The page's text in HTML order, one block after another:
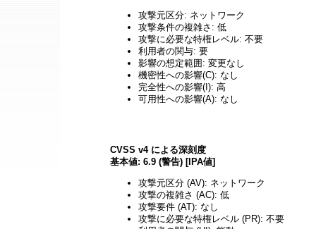
攻撃元区分: ネットワーク
攻撃条件の複雑さ: 低
攻撃に必要な特権レベル: 不要
利用者の関与: 要
影響の想定範囲: 変更なし
機密性への影響(C): なし
完全性への影響(I): 高
可用性への影響(A): なし
CVSS v4 による深刻度
基本値: 6.9 (警告) [IPA値]
攻撃元区分 (AV): ネットワーク
攻撃の複雑さ (AC): 低
攻撃要件 (AT): なし
攻撃に必要な特権レベル (PR): 不要